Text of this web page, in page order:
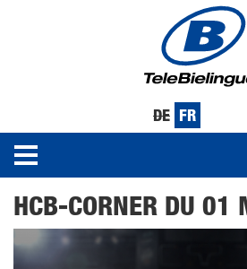
contenu
principal
DE FR
HCB-CORNER DU